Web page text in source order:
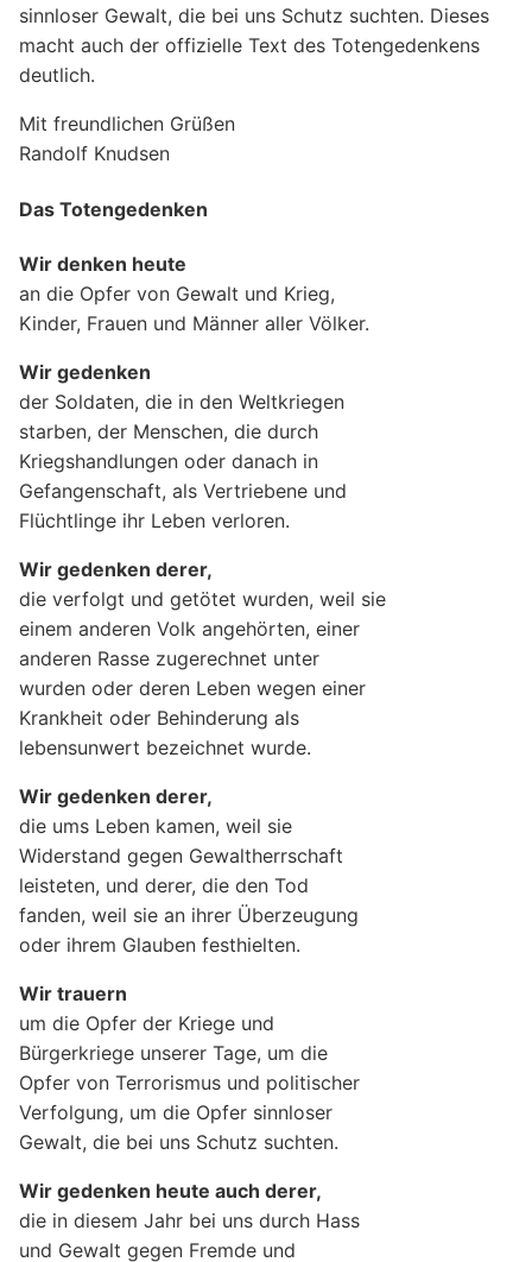
sinnloser Gewalt, die bei uns Schutz suchten. Dieses
macht auch der offizielle Text des Totengedenkens
deutlich.
Mit freundlichen Grüßen
Randolf Knudsen
Das Totengedenken
Wir denken heute
an die Opfer von Gewalt und Krieg,
Kinder, Frauen und Männer aller Völker.
Wir gedenken
der Soldaten, die in den Weltkriegen
starben, der Menschen, die durch
Kriegshandlungen oder danach in
Gefangenschaft, als Vertriebene und
Flüchtlinge ihr Leben verloren.
Wir gedenken derer,
die verfolgt und getötet wurden, weil sie
einem anderen Volk angehörten, einer
anderen Rasse zugerechnet unter
wurden oder deren Leben wegen einer
Krankheit oder Behinderung als
lebensunwert bezeichnet wurde.
Wir gedenken derer,
die ums Leben kamen, weil sie
Widerstand gegen Gewaltherrschaft
leisteten, und derer, die den Tod
fanden, weil sie an ihrer Überzeugung
oder ihrem Glauben festhielten.
Wir trauern
um die Opfer der Kriege und
Bürgerkriege unserer Tage, um die
Opfer von Terrorismus und politischer
Verfolgung, um die Opfer sinnloser
Gewalt, die bei uns Schutz suchten.
Wir gedenken heute auch derer,
die in diesem Jahr bei uns durch Hass
und Gewalt gegen Fremde und